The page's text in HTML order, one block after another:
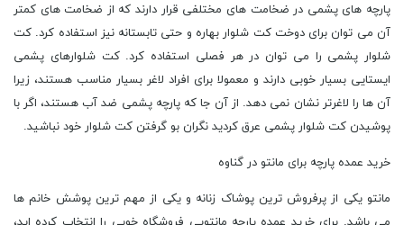
پارچه های پشمی در ضخامت های مختلفی قرار دارند که از ضخامت های کمتر
آن می توان برای دوخت کت شلوار بهاره و حتی تابستانه نیز استفاده کرد. کت
شلوار پشمی را می توان در هر فصلی استفاده کرد. کت شلوارهای پشمی
ایستایی بسیار خوبی دارند و معمولا برای افراد لاغر بسیار مناسب هستند، زیرا
آن ها را لاغرتر نشان نمی دهد. از آن جا که پارچه پشمی ضد آب هستند، اگر با
پوشیدن کت شلوار پشمی عرق کردید نگران بو گرفتن کت شلوار خود نباشید.
خرید عمده پارچه برای مانتو در گناوه
مانتو یکی از پرفروش ترین پوشاک زنانه و یکی از مهم ترین پوشش خانم ها